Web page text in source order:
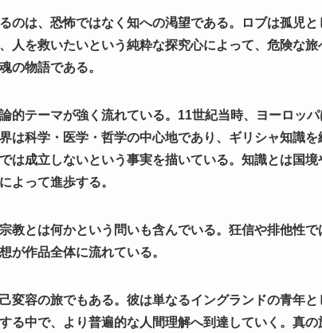
のは、恐怖ではなく知への渇望である。ロブは孤児
人を救いたいという純粋な探究心によって、危険な
の物語である。
的テーマが強く流れている。11世紀当時、ヨーロッ
は科学・医学・哲学の中心地であり、ギリシャ知識
は成立しないという事実を描いている。知識とは国
よって進歩する。
教とは何かという問いも含んでいる。狂信や排他性
が作品全体に流れている。
変容の旅でもある。彼は単なるイングランドの青年
る中で、より普遍的な人間理解へ到達していく。真